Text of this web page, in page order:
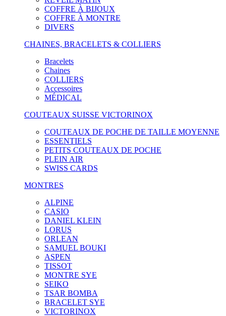
COFFRE À BIJOUX
COFFRE À MONTRE
DIVERS
CHAINES, BRACELETS & COLLIERS
Bracelets
Chaines
COLLIERS
Accessoires
MÉDICAL
COUTEAUX SUISSE VICTORINOX
COUTEAUX DE POCHE DE TAILLE MOYENNE
ESSENTIELS
PETITS COUTEAUX DE POCHE
PLEIN AIR
SWISS CARDS
MONTRES
ALPINE
CASIO
DANIEL KLEIN
LORUS
ORLEAN
SAMUEL BOUKI
ASPEN
TISSOT
MONTRE SYE
SEIKO
TSAR BOMBA
BRACELET SYE
VICTORINOX